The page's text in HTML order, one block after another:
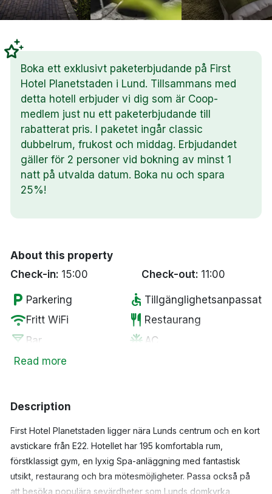
Boka ett exklusivt paketerbjudande på First
Hotel Planetstaden i Lund. Tillsammans med
detta hotell erbjuder vi dig som är Coop-
medlem just nu ett paketerbjudande till
rabatterat pris. I paketet ingår classic
dubbelrum, frukost och middag. Erbjudandet
gäller för 2 personer vid bokning av minst 1
natt på utvalda datum. Boka nu och spara
25%!
About this property
Check-in: 15:00 Check-out: 11:00
local_parking Parkering accessible Tillgänglighetsanpassat
wifiFritt WiFi restaurant Restaurang
local_bar Bar ac_unit AC
deckTradgård/balkong
cribSpjälsäng
checkroomMorgonrock &
tofflor
saunaBastu
spaSpa tvSmart-TV
Read more
Description
First Hotel Planetstaden ligger nära Lunds centrum och en kort
avstickare från E22. Hotellet har 195 komfortabla rum,
förstklassigt gym, en lyxig Spa-anläggning med fantastisk
utsikt, restaurang och bra mötesmöjligheter. Passa också på
att besöka populära sevärdheter som Lunds domkyrka,